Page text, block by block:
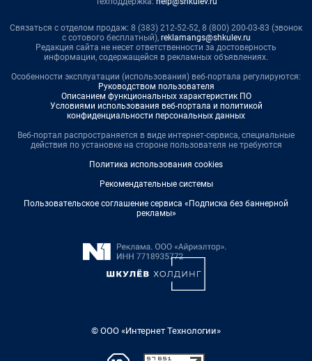
Связаться с отделом продаж: 8 (383) 212-52-52, 8 (800) 200-03-83 (звонок
с сотового бесплатный), reklamangs@shkulev.ru
Редакция сайта не несет ответственности за достоверность
информации, содержащейся в рекламных объявлениях.
Особенности эксплуатации (использования) веб-портала регулируются:
Руководством пользователя
Описанием функциональных характеристик ПО
Условиями использования веб-портала и политикой
конфиденциальности персональных данных
Веб-портал распространяется в виде интернет-сервиса, специальные
действия по установке на стороне пользователя не требуются
Политика использования cookies
Рекомендательные системы
Пользовательское соглашение сервиса «Подписка без баннерной
рекламы»
© ООО «Интернет Технологии»